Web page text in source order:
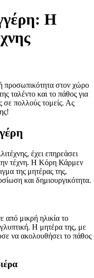
Η
προσωπικότητα στον χώρο
ταλέντο και το πάθος για
σε πολλούς τομείς. Ας
έχει επηρεάσει
τέχνη. Η Κόρη Κάρμεν
της μητέρας της,
και δημιουργικότητα.
μικρή ηλικία το
Η μητέρα της, με
να ακολουθήσει το πάθος